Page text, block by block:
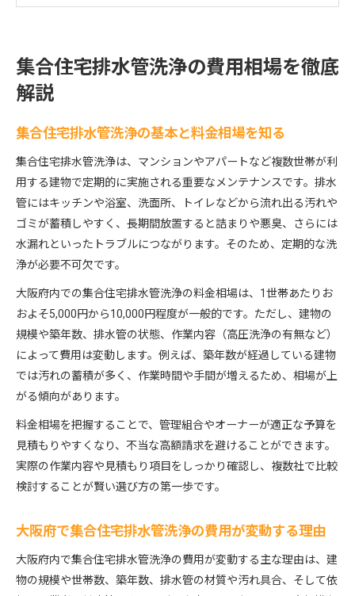
集合住宅排水管洗浄の費用明細と内訳の見方
費用対効果で選ぶ大阪の排水管洗浄術
費用対効果を重視した排水管洗浄業者の選び方
集合住宅排水管洗浄の評判から選定する基準
排水管洗浄の賢い依頼ポイントは何か
集合住宅排水管洗浄を依頼する前の確認事項
見積もりでチェックすべき排水管洗浄の費用項目
信頼できる排水管洗浄業者の特徴と見抜き方
追加費用を抑えるための排水管洗浄依頼方法
集合住宅排水管洗浄の契約前に注意すべき点
大阪府内で費用相場を見極めるコツ
大阪府の集合住宅排水管洗浄費用相場の最新傾向
排水管洗浄の口コミで相場を把握する方法
排水管洗浄の料金交渉を成功させるポイント
集合住宅排水管洗浄の適正価格を知るメリット
排水管洗浄費用の妥当性を判断するチェック法
集合住宅排水管洗浄の費用相場を徹底
解説
集合住宅排水管洗浄の基本と料金相場を知る
集合住宅排水管洗浄は、マンションやアパートなど複数世帯が利
用する建物で定期的に実施される重要なメンテナンスです。排水
管にはキッチンや浴室、洗面所、トイレなどから流れ出る汚れや
ゴミが蓄積しやすく、長期間放置すると詰まりや悪臭、さらには
水漏れといったトラブルにつながります。そのため、定期的な洗
浄が必要不可欠です。
大阪府内での集合住宅排水管洗浄の料金相場は、1世帯あたりお
およそ5,000円から10,000円程度が一般的です。ただし、建物の
規模や築年数、排水管の状態、作業内容（高圧洗浄の有無など）
によって費用は変動します。例えば、築年数が経過している建物
では汚れの蓄積が多く、作業時間や手間が増えるため、相場が上
がる傾向があります。
料金相場を把握することで、管理組合やオーナーが適正な予算を
見積もりやすくなり、不当な高額請求を避けることができます。
実際の作業内容や見積もり項目をしっかり確認し、複数社で比較
検討することが賢い選び方の第一歩です。
大阪府で集合住宅排水管洗浄の費用が変動する理由
大阪府内で集合住宅排水管洗浄の費用が変動する主な理由は、建
物の規模や世帯数、築年数、排水管の材質や汚れ具合、そして依